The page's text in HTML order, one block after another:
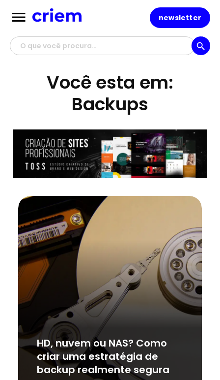
newsletter
search
menu
Você esta em:
Backups
HD, nuvem ou NAS? Como
criar uma estratégia de
backup realmente segura